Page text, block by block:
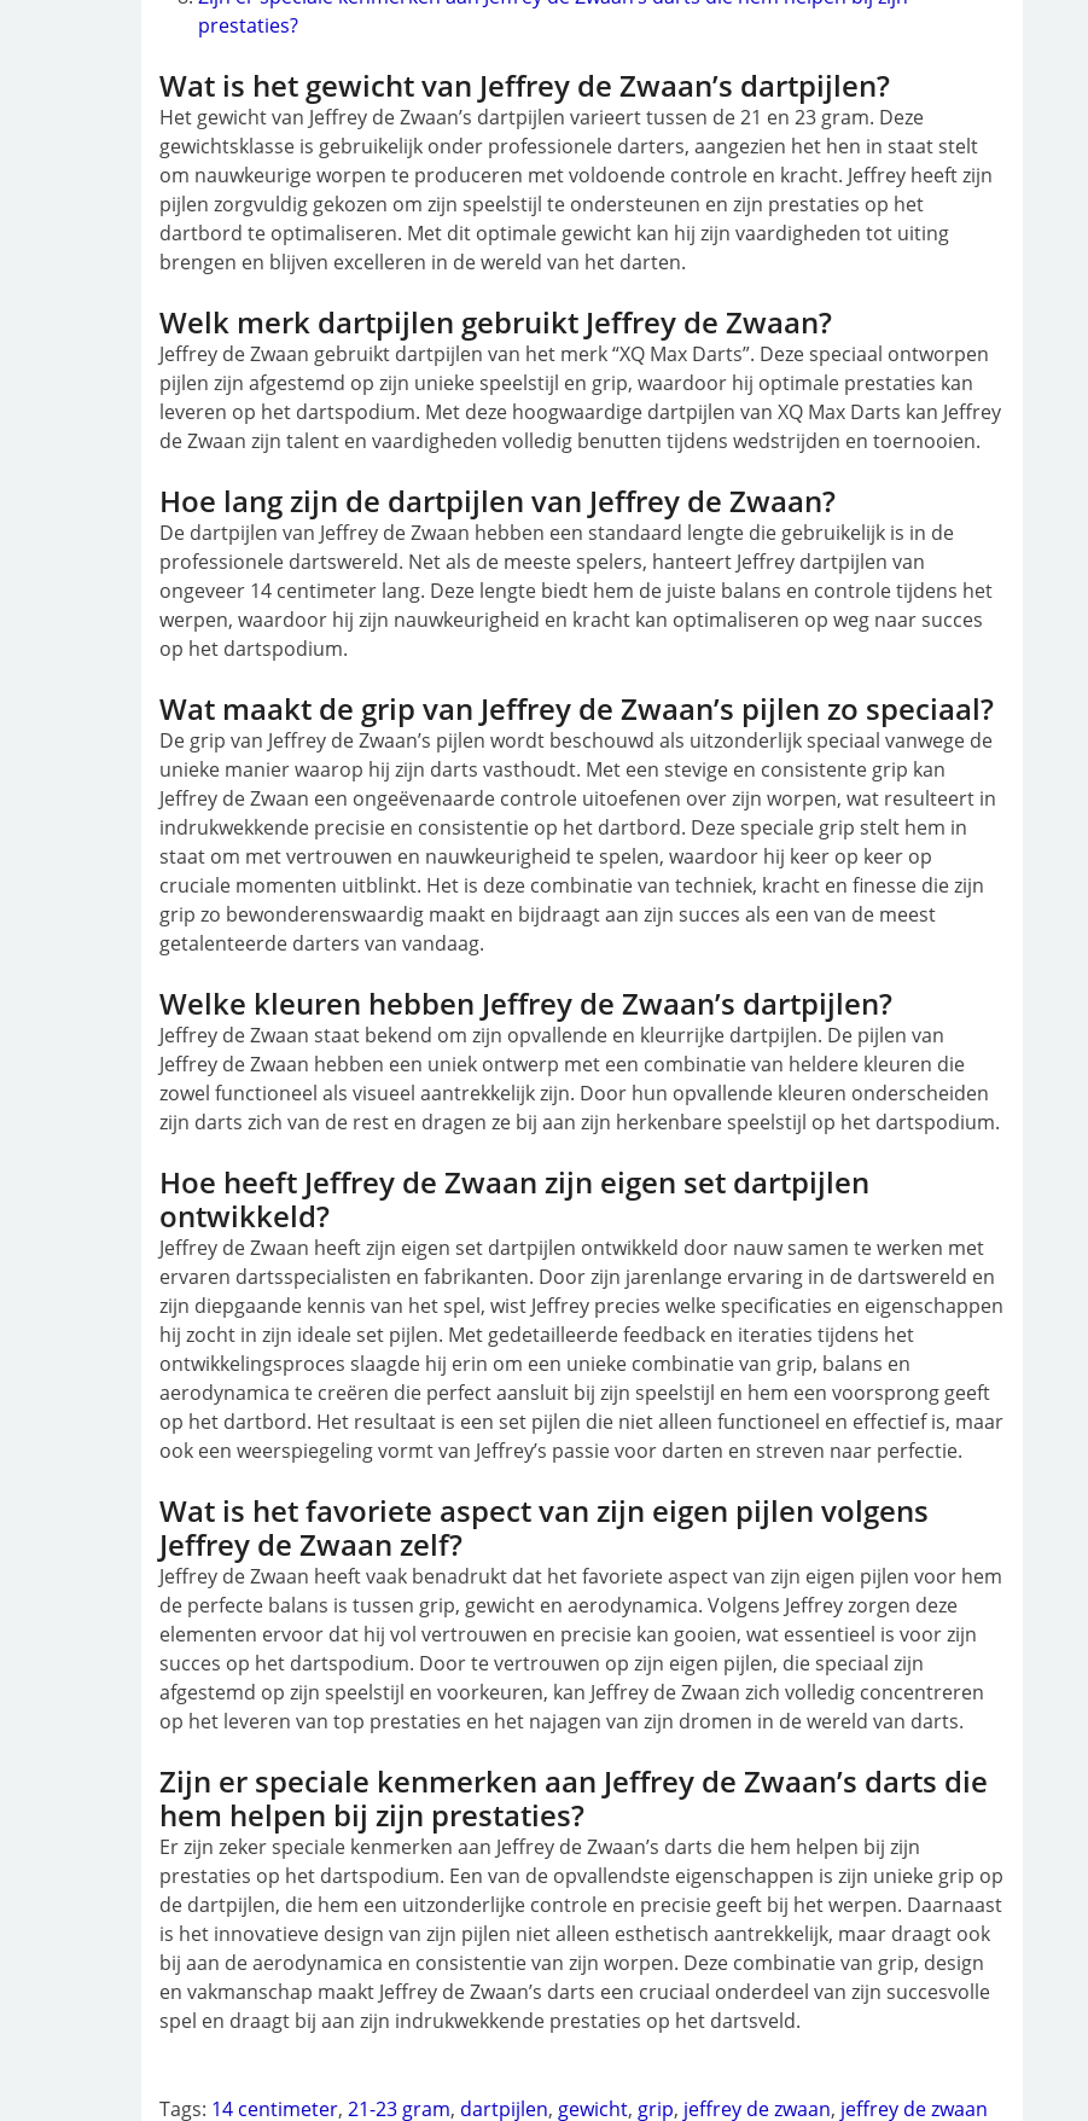
prestaties?
Wat is het gewicht van Jeffrey de Zwaan’s dartpijlen?
Het gewicht van Jeffrey de Zwaan’s dartpijlen varieert tussen de 21 en 23 gram. Deze
gewichtsklasse is gebruikelijk onder professionele darters, aangezien het hen in staat stelt
om nauwkeurige worpen te produceren met voldoende controle en kracht. Jeffrey heeft zijn
pijlen zorgvuldig gekozen om zijn speelstijl te ondersteunen en zijn prestaties op het
dartbord te optimaliseren. Met dit optimale gewicht kan hij zijn vaardigheden tot uiting
brengen en blijven excelleren in de wereld van het darten.
Welk merk dartpijlen gebruikt Jeffrey de Zwaan?
Jeffrey de Zwaan gebruikt dartpijlen van het merk “XQ Max Darts”. Deze speciaal ontworpen
pijlen zijn afgestemd op zijn unieke speelstijl en grip, waardoor hij optimale prestaties kan
leveren op het dartspodium. Met deze hoogwaardige dartpijlen van XQ Max Darts kan Jeffrey
de Zwaan zijn talent en vaardigheden volledig benutten tijdens wedstrijden en toernooien.
Hoe lang zijn de dartpijlen van Jeffrey de Zwaan?
De dartpijlen van Jeffrey de Zwaan hebben een standaard lengte die gebruikelijk is in de
professionele dartswereld. Net als de meeste spelers, hanteert Jeffrey dartpijlen van
ongeveer 14 centimeter lang. Deze lengte biedt hem de juiste balans en controle tijdens het
werpen, waardoor hij zijn nauwkeurigheid en kracht kan optimaliseren op weg naar succes
op het dartspodium.
Wat maakt de grip van Jeffrey de Zwaan’s pijlen zo speciaal?
De grip van Jeffrey de Zwaan’s pijlen wordt beschouwd als uitzonderlijk speciaal vanwege de
unieke manier waarop hij zijn darts vasthoudt. Met een stevige en consistente grip kan
Jeffrey de Zwaan een ongeëvenaarde controle uitoefenen over zijn worpen, wat resulteert in
indrukwekkende precisie en consistentie op het dartbord. Deze speciale grip stelt hem in
staat om met vertrouwen en nauwkeurigheid te spelen, waardoor hij keer op keer op
cruciale momenten uitblinkt. Het is deze combinatie van techniek, kracht en finesse die zijn
grip zo bewonderenswaardig maakt en bijdraagt aan zijn succes als een van de meest
getalenteerde darters van vandaag.
Welke kleuren hebben Jeffrey de Zwaan’s dartpijlen?
Jeffrey de Zwaan staat bekend om zijn opvallende en kleurrijke dartpijlen. De pijlen van
Jeffrey de Zwaan hebben een uniek ontwerp met een combinatie van heldere kleuren die
zowel functioneel als visueel aantrekkelijk zijn. Door hun opvallende kleuren onderscheiden
zijn darts zich van de rest en dragen ze bij aan zijn herkenbare speelstijl op het dartspodium.
Hoe heeft Jeffrey de Zwaan zijn eigen set dartpijlen
ontwikkeld?
Jeffrey de Zwaan heeft zijn eigen set dartpijlen ontwikkeld door nauw samen te werken met
ervaren dartsspecialisten en fabrikanten. Door zijn jarenlange ervaring in de dartswereld en
zijn diepgaande kennis van het spel, wist Jeffrey precies welke specificaties en eigenschappen
hij zocht in zijn ideale set pijlen. Met gedetailleerde feedback en iteraties tijdens het
ontwikkelingsproces slaagde hij erin om een unieke combinatie van grip, balans en
aerodynamica te creëren die perfect aansluit bij zijn speelstijl en hem een voorsprong geeft
op het dartbord. Het resultaat is een set pijlen die niet alleen functioneel en effectief is, maar
ook een weerspiegeling vormt van Jeffrey’s passie voor darten en streven naar perfectie.
Wat is het favoriete aspect van zijn eigen pijlen volgens
Jeffrey de Zwaan zelf?
Jeffrey de Zwaan heeft vaak benadrukt dat het favoriete aspect van zijn eigen pijlen voor hem
de perfecte balans is tussen grip, gewicht en aerodynamica. Volgens Jeffrey zorgen deze
elementen ervoor dat hij vol vertrouwen en precisie kan gooien, wat essentieel is voor zijn
succes op het dartspodium. Door te vertrouwen op zijn eigen pijlen, die speciaal zijn
afgestemd op zijn speelstijl en voorkeuren, kan Jeffrey de Zwaan zich volledig concentreren
op het leveren van top prestaties en het najagen van zijn dromen in de wereld van darts.
Zijn er speciale kenmerken aan Jeffrey de Zwaan’s darts die
hem helpen bij zijn prestaties?
Er zijn zeker speciale kenmerken aan Jeffrey de Zwaan’s darts die hem helpen bij zijn
prestaties op het dartspodium. Een van de opvallendste eigenschappen is zijn unieke grip op
de dartpijlen, die hem een uitzonderlijke controle en precisie geeft bij het werpen. Daarnaast
is het innovatieve design van zijn pijlen niet alleen esthetisch aantrekkelijk, maar draagt ook
bij aan de aerodynamica en consistentie van zijn worpen. Deze combinatie van grip, design
en vakmanschap maakt Jeffrey de Zwaan’s darts een cruciaal onderdeel van zijn succesvolle
spel en draagt bij aan zijn indrukwekkende prestaties op het dartsveld.
Tags: 14 centimeter, 21-23 gram, dartpijlen, gewicht, grip, jeffrey de zwaan, jeffrey de zwaan